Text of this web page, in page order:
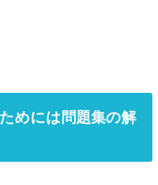
めには問題集の解